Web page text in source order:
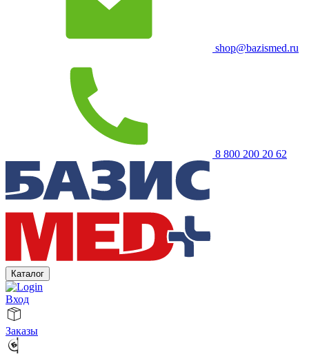
shop@bazismed.ru
8 800 200 20 62
Каталог
Вход
Заказы